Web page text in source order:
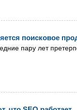
поисковое
пару лет